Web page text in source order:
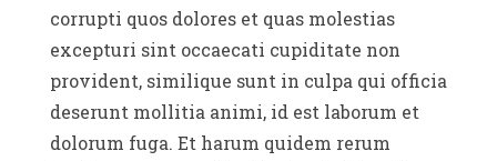
corrupti quos dolores et quas molestias
excepturi sint occaecati cupiditate non
provident, similique sunt in culpa qui officia
deserunt mollitia animi, id est laborum et
dolorum fuga. Et harum quidem rerum